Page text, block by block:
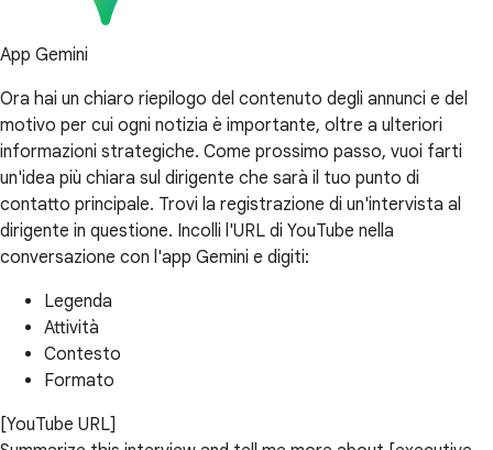
App Gemini
Ora hai un chiaro riepilogo del contenuto degli annunci e del
motivo per cui ogni notizia è importante, oltre a ulteriori
informazioni strategiche. Come prossimo passo, vuoi farti
un'idea più chiara sul dirigente che sarà il tuo punto di
contatto principale. Trovi la registrazione di un'intervista al
dirigente in questione. Incolli l'URL di YouTube nella
conversazione con l'app Gemini e digiti:
Legenda
Attività
Contesto
Formato
[YouTube URL]